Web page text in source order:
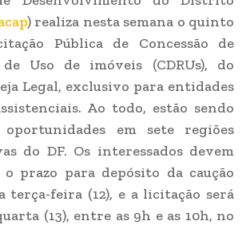
) realiza nesta semana o quinto
Pública de Concessão de
Uso de imóveis (CDRUs), do
Legal, exclusivo para entidades
Ao todo, estão sendo
oportunidades em sete regiões
do DF. Os interessados devem
prazo para depósito da caução
terça-feira (12), e a licitação será
(13), entre as 9h e as 10h, no